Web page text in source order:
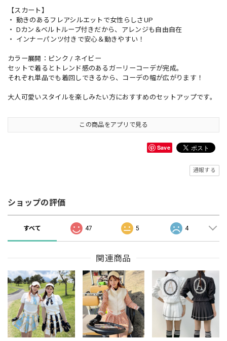
【スカート】
・ 動きのあるフレアシルエットで女性らしさUP
・ Dカン＆ベルトループ付きだから、アレンジも自由自在
・ インナーパンツ付きで安心＆動きやすい！
カラー展開：ピンク / ネイビー
セットで着るとトレンド感のあるガーリーコーデが完成。
それぞれ単品でも着回しできるから、コーデの幅が広がります！
大人可愛いスタイルを楽しみたい方におすすめのセットアップです。
この商品をアプリで見る
Save
通報する
ショップの評価
すべて 47 5 4
関連商品